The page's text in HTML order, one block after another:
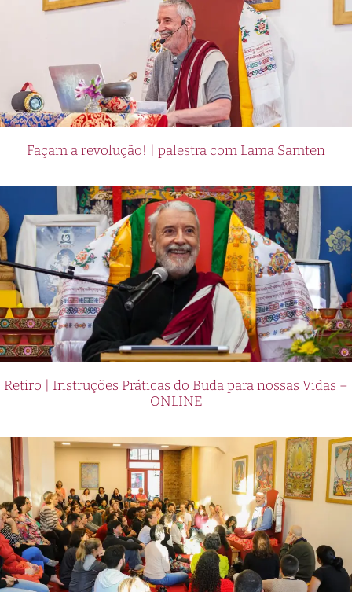
Façam a revolução! | palestra com Lama Samten
Retiro | Instruções Práticas do Buda para nossas Vidas –
ONLINE